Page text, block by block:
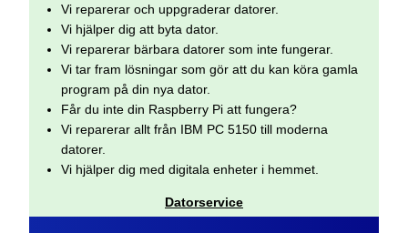
Vi reparerar och uppgraderar datorer.
Vi hjälper dig att byta dator.
Vi reparerar bärbara datorer som inte fungerar.
Vi tar fram lösningar som gör att du kan köra gamla
program på din nya dator.
Får du inte din Raspberry Pi att fungera?
Vi reparerar allt från IBM PC 5150 till moderna
datorer.
Vi hjälper dig med digitala enheter i hemmet.
Datorservice